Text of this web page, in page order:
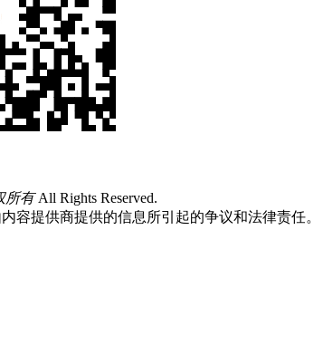
所有All Rights Reserved.
容提供商提供的信息所引起的争议和法律责任。